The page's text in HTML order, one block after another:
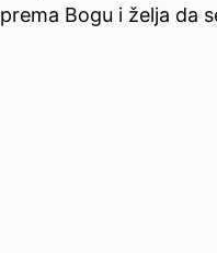
prema Bogu i želja da